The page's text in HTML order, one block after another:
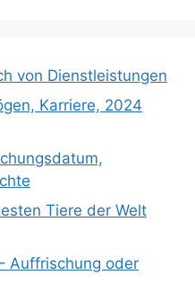
von Dienstleistungen
Karriere, 2024
Tiere der Welt
Auffrischung oder